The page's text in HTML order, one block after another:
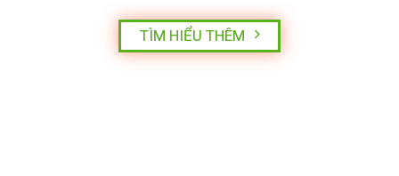
TÌM HIỂU THÊM